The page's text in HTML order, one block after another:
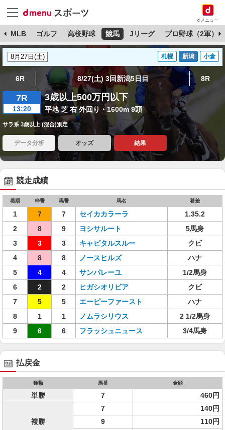
dメニュー
MLB ゴルフ 高校野球 競馬 Jリーグ プロ野球（2軍）
札幌 新潟 小倉
6R 8/27(土) 3回新潟5日目 8R
7R
13:20
3歳以上500万円以下
平地 芝 右 外回り・1600m 9頭
サラ系 3歳以上 (混合)別定
データ分析 オッズ 結果
競走成績
着順 枠番 馬番 馬名 着差
1 7 7 セイカカラーラ
1.35.2
2
8 9 ヨシサルート
5馬身
3
3 3 キャピタルスルー
クビ
4
8 8 ノースヒルズ
ハナ
5
4 4 サンパレーユ
1/2馬身
6
2 2 ヒガシオリビア
クビ
7
5 5 エーピーファースト
ハナ
8
1 1 ノムラシリウス
2 1/2馬身
9
6 6 フラッシュニュース 3/4馬身
払戻金
種類 馬番 金額
単勝 7 460円
複勝
7
140円
9
110円